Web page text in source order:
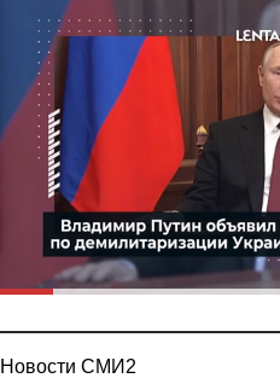
Новости СМИ2